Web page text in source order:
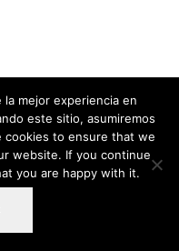
la mejor experiencia en
este sitio, asumiremos
cookies to ensure that we
website. If you continue
you are happy with it.